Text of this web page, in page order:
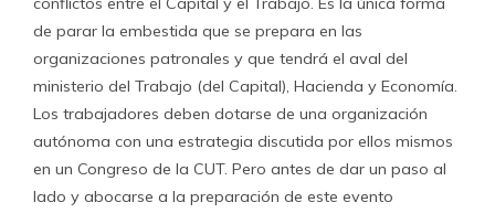
de parar la embestida que se prepara en las
organizaciones patronales y que tendrá el aval del
ministerio del Trabajo (del Capital), Hacienda y Economía.
Los trabajadores deben dotarse de una organización
autónoma con una estrategia discutida por ellos mismos
en un Congreso de la CUT. Pero antes de dar un paso al
lado y abocarse a la preparación de este evento